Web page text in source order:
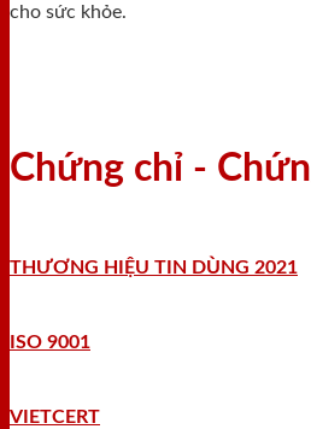
cho sức khỏe.
Chứng chỉ -
THƯƠNG HIỆU TIN DÙNG 2021
ISO 9001
VIETCERT